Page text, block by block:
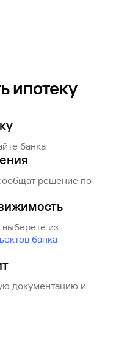
ипотеку
банка
решение по
из
банка
документацию и